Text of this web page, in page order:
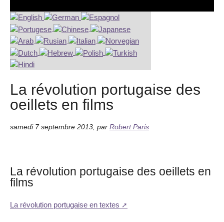
La révolution portugaise des
oeillets en films
samedi 7 septembre 2013 par Robert Paris
La révolution portugaise des oeillets en
films
La révolution portugaise en textes